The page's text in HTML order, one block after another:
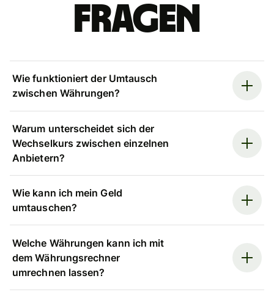
Fragen
Wie funktioniert der Umtausch
zwischen Währungen?
Warum unterscheidet sich der
Wechselkurs zwischen einzelnen
Anbietern?
Wie kann ich mein Geld
umtauschen?
Welche Währungen kann ich mit
dem Währungsrechner
umrechnen lassen?